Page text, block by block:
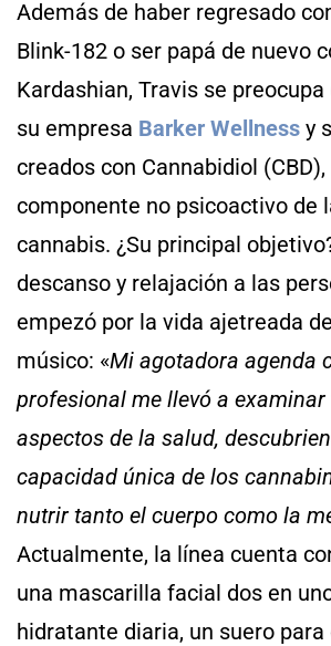
Además de haber regresado
Blink-182 o ser papá de nuevo
Kardashian, Travis se
su empresa Barker Wellness y
creados con Cannabidiol (CBD),
componente no psicoactivo de
cannabis. ¿Su principal
descanso y relajación a las
empezó por la vida ajetreada
músico: «Mi agotadora agenda
profesional me llevó a
aspectos de la salud,
capacidad única de los
nutrir tanto el cuerpo como la
Actualmente, la línea cuenta
una mascarilla facial dos en
hidratante diaria, un suero para